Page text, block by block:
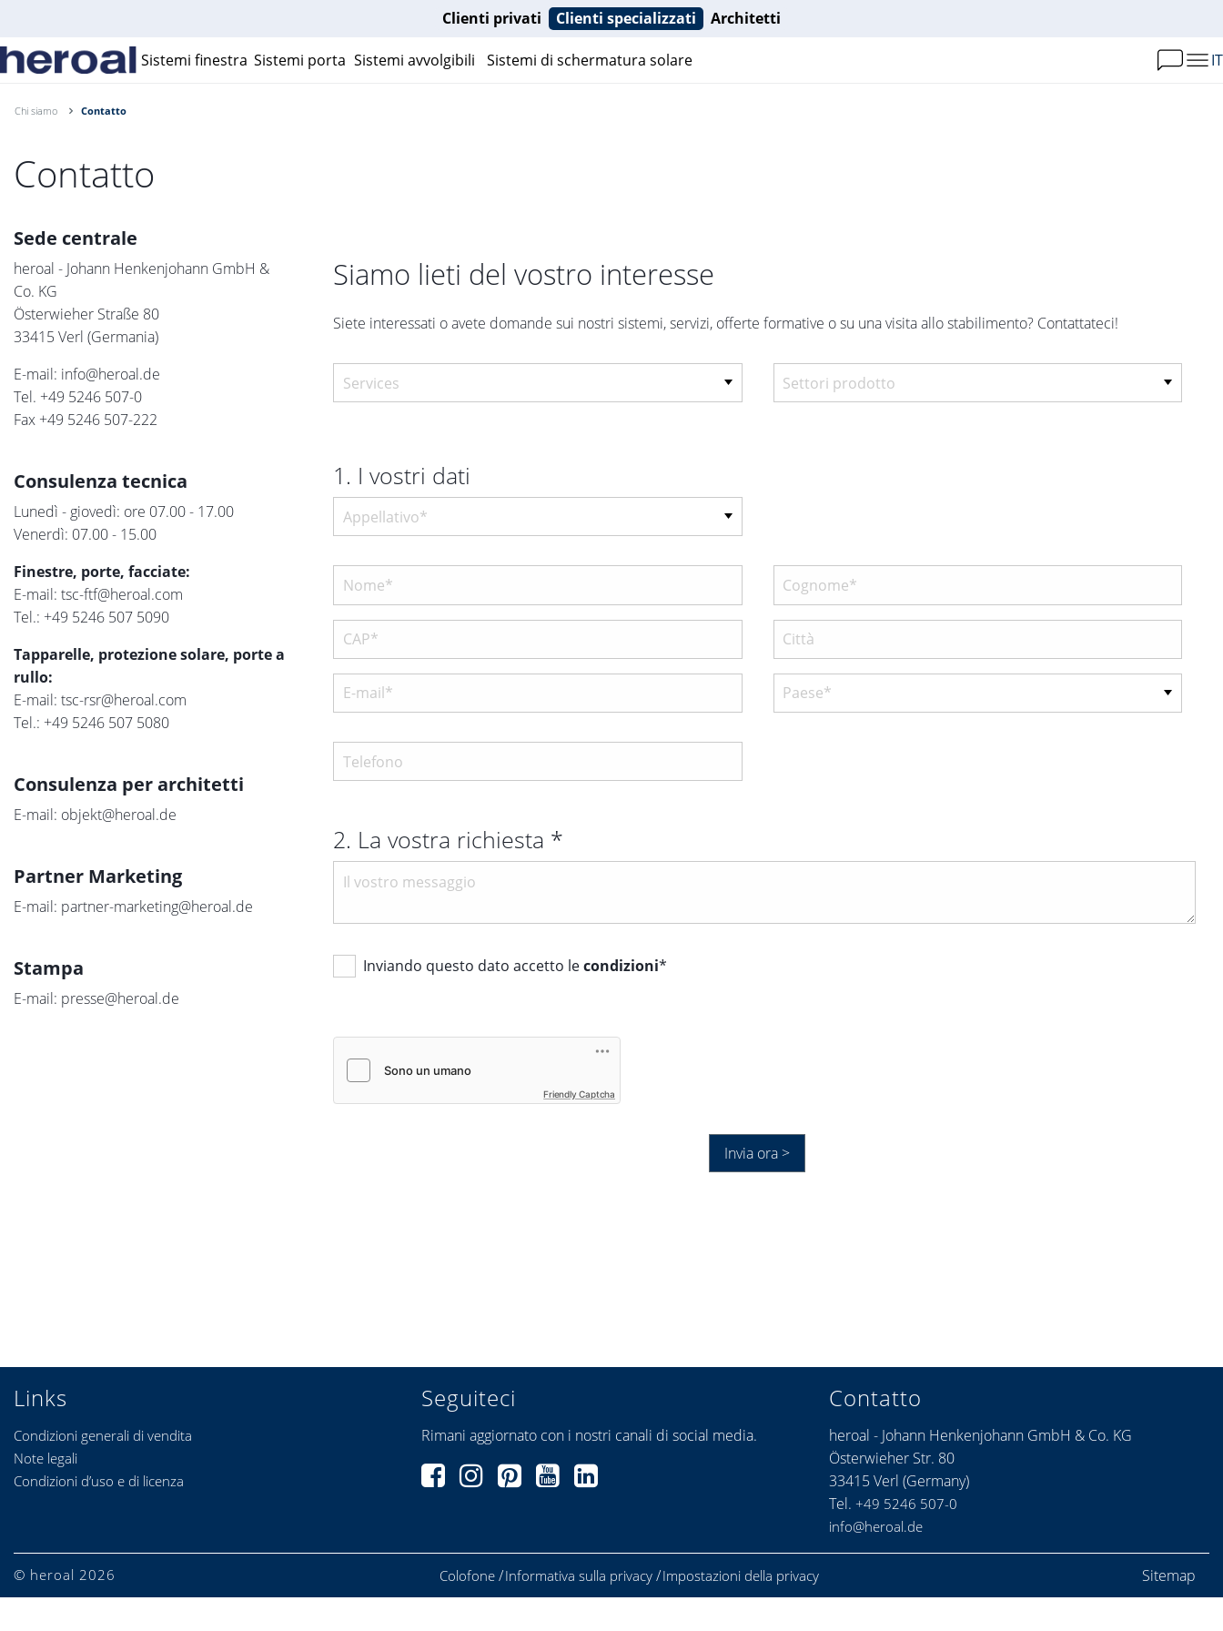
Clienti privati Clienti specializzati Architetti
Sistemi finestra Sistemi porta Sistemi avvolgibili Sistemi di schermatura solare IT
Chi siamo Contatto
Contatto
Sede centrale
heroal - Johann Henkenjohann GmbH &
Co. KG
Österwieher Straße 80
33415 Verl (Germania)
E-mail: info@heroal.de
Tel. +49 5246 507-0
Fax +49 5246 507-222
Consulenza tecnica
Lunedì - giovedì: ore 07.00 - 17.00
Venerdì: 07.00 - 15.00
Finestre, porte, facciate:
E-mail: tsc-ftf@heroal.com
Tel.: +49 5246 507 5090
Tapparelle, protezione solare, porte a
rullo:
E-mail: tsc-rsr@heroal.com
Tel.: +49 5246 507 5080
Consulenza per architetti
E-mail: objekt@heroal.de
Partner Marketing
E-mail: partner-marketing@heroal.de
Stampa
E-mail: presse@heroal.de
Siamo lieti del vostro interesse
Siete interessati o avete domande sui nostri sistemi, servizi, offerte formative o su una visita allo stabilimento? Contattateci!
1. I vostri dati
2. La vostra richiesta *
Inviando questo dato accetto lecondizioni*
Friendly Captcha
Invia ora >
Links
Condizioni generali di vendita
Note legali
Condizioni d’uso e di licenza
Seguiteci
Rimani aggiornato con i nostri canali di social media.
Contatto
heroal - Johann Henkenjohann GmbH & Co. KG
Österwieher Str. 80
33415 Verl (Germany)
Tel. +49 5246 507-0
info@heroal.de
© heroal 2026 Colofone Informativa sulla privacy Impostazioni della privacy Sitemap